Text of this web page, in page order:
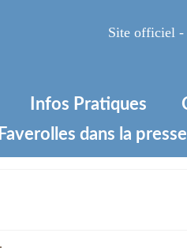
Site officiel -
Infos Pratiques
Faverolles dans la presse